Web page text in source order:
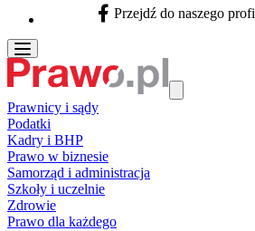
Facebook - otwiera się w nowej karcie
Przejdź do naszego
Prawnicy i sądy
Podatki
Kadry i BHP
Prawo w biznesie
Samorząd i administracja
Szkoły i uczelnie
Zdrowie
Prawo dla każdego